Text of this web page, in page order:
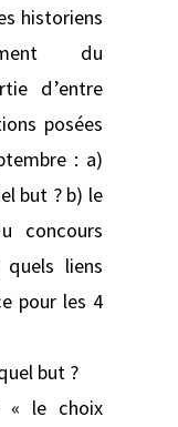
historiens
du
d’entre
posées
: a)
but ? b) le
concours
liens
pour les 4
but ?
« le choix